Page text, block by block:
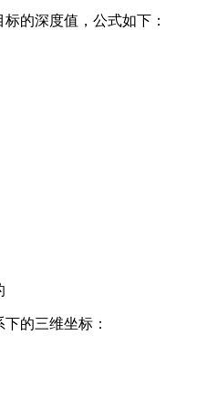
的深度值，公式如下：
的三维坐标：